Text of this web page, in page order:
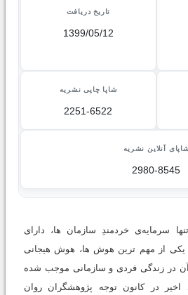
تاریخ دریافت
1399/05/12
شاپا چاپی نشریه
2251-6522
شاپای آنلاین نشریه
2980-8545
سرمایه‌ی خردمندِ سازمان ها، دارای
از مهم ترین هوش ها، هوش هیجانی
آن در زندگی فردی و سازمانی موجب شده
در کانون توجه پژوهشگران روان